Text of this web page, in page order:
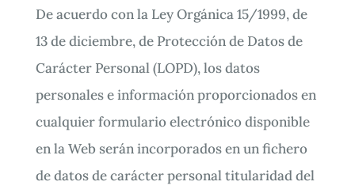
De acuerdo con la Ley Orgánica 15/1999, de
13 de diciembre, de Protección de Datos de
Carácter Personal (LOPD), los datos
personales e información proporcionados en
cualquier formulario electrónico disponible
en la Web serán incorporados en un fichero
de datos de carácter personal titularidad del